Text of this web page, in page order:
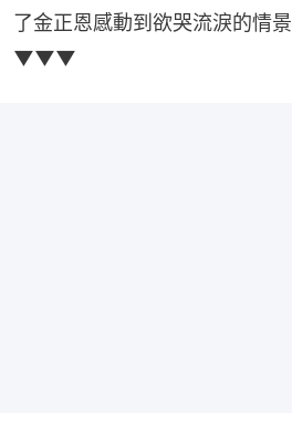
了金正恩感動到欲哭流淚的情景
▼▼▼